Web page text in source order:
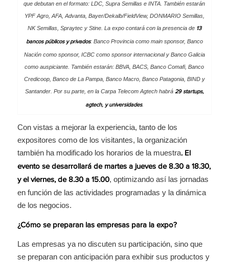
que debutan en el formato: LDC, Supra Semillas e INTA. También estarán
YPF Agro, AFA, Advanta, Bayer/Dekalb/FieldView, DONMARIO Semillas,
NK Semillas, Spraytec y Stine. La expo contará con la presencia de 13
bancos públicos y privados: Banco Provincia como main sponsor, Banco
Nación como sponsor, ICBC como sponsor internacional y Banco Galicia
como auspiciante. También estarán: BBVA, BACS, Banco Comafi, Banco
Credicoop, Banco de La Pampa, Banco Macro, Banco Patagonia, BIND y
Santander. Por su parte, en la Carpa Telecom Agtech habrá 29 startups,
agtech, y universidades.
Con vistas a mejorar la experiencia, tanto de los
expositores como de los visitantes, la organización
también ha modificado los horarios de la muestra. El
evento se desarrollará de martes a jueves de 8.30 a 18.30,
y el viernes, de 8.30 a 15.00, optimizando así las jornadas
en función de las actividades programadas y la dinámica
de los negocios.
¿Cómo se preparan las empresas para la expo?
Las empresas ya no discuten su participación, sino que
se preparan con anticipación para exhibir sus productos y